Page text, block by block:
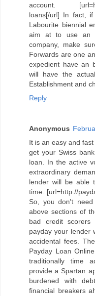
account.
loans[/url] In fact,
Labourite biennial
aim at to use an
company, make
Forwards are one
expedient have an
will have the
Establishment and
Reply
Anonymous
It is an easy and
get your Swiss
loan. In the active
extraordinary
lender will be able
time. [url=http://
So, you don't
above sections of
bad credit scorers
payday your lender
accidental fees.
Payday Loan
traditionally time
provide a Spartan
burdened with
financial breakers